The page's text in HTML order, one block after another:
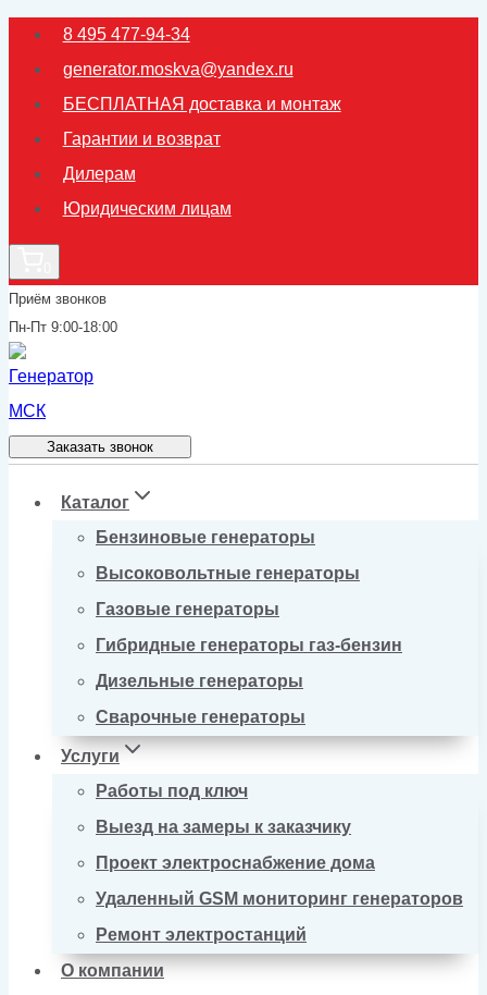
Перейти
содержимому
8 495 477-94-34
generator.moskva@yandex.ru
БЕСПЛАТНАЯ доставка и монтаж
Гарантии и возврат
Дилерам
Юридическим лицам
Приём звонков
Пн-Пт 9:00-18:00
Заказать звонок
Каталог
Бензиновые генераторы
Высоковольтные генераторы
Газовые генераторы
Гибридные генераторы газ-бензин
Дизельные генераторы
Сварочные генераторы
Услуги
Работы под ключ
Выезд на замеры к заказчику
Проект электроснабжение дома
Удаленный GSM мониторинг генераторов
Ремонт электростанций
О компании